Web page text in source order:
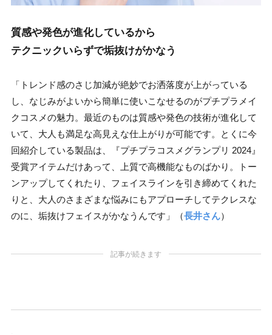
質感や発色が進化しているから
テクニックいらずで垢抜けがかなう
「トレンド感のさじ加減が絶妙でお洒落度が上がっている
し、なじみがよいから簡単に使いこなせるのがプチプラメイ
クコスメの魅力。最近のものは質感や発色の技術が進化して
いて、大人も満足な高見えな仕上がりが可能です。とくに今
回紹介している製品は、『プチプラコスメグランプリ 2024』
受賞アイテムだけあって、上質で高機能なものばかり。トー
ンアップしてくれたり、フェイスラインを引き締めてくれた
りと、大人のさまざまな悩みにもアプローチしてテクレスな
のに、垢抜けフェイスがかなうんです」（長井さん）
記事が続きます